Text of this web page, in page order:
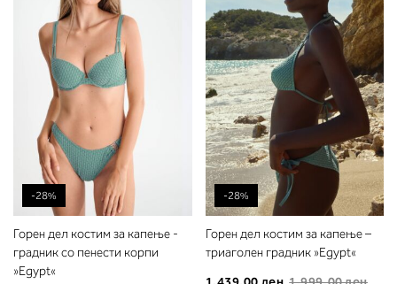
-28%
Горен дел костим за капење -
градник со пенести корпи
»Egypt«
-28%
Горен дел костим за капење –
триаголен градник »Egypt«
Измерете го обемот на градите.
Ставете ја мерната лента преку
грбот на ниво на задното
преку градите, на ниво на
брадавиците - до
помеѓу градите. Во делот 2 ќе
прочитате која длабочина на
корпата одговара на вашето
мерење (A, B...) - побарајте во
колоната што сте ја одредиле со
мерењето на бистата.